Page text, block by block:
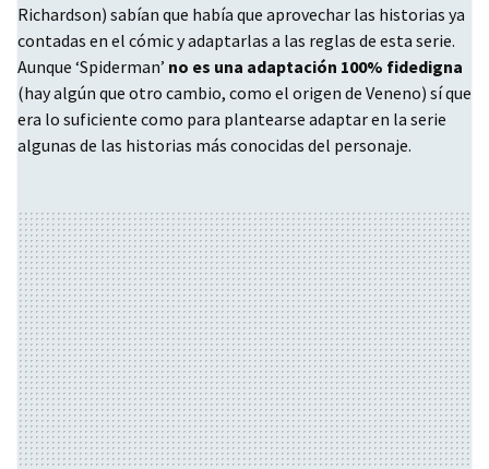
Richardson) sabían que había que aprovechar las historias ya
contadas en el cómic y adaptarlas a las reglas de esta serie.
Aunque ‘Spiderman’ no es una adaptación 100% fidedigna
(hay algún que otro cambio, como el origen de Veneno) sí que
era lo suficiente como para plantearse adaptar en la serie
algunas de las historias más conocidas del personaje.